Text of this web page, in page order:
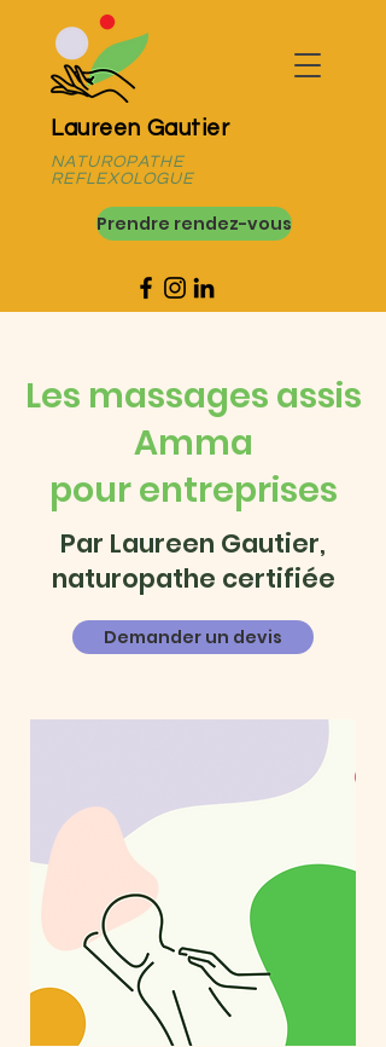
Laureen Gautier
NATUROPATHE
REFLEXOLOGUE
Prendre rendez-vous
Les massages assis
Amma
pour entreprises
Par Laureen Gautier,
naturopathe certifiée
Demander un devis